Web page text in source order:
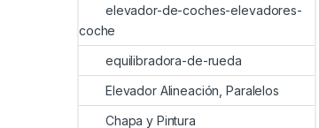
elevador-de-coches-elevadores-
coche
equilibradora-de-rueda
Elevador Alineación, Paralelos
Chapa y Pintura